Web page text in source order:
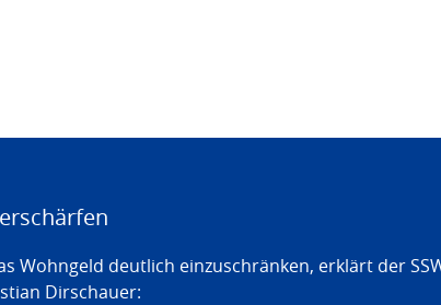
Wohngeld deutlich einzuschränken, erklärt der
Dirschauer: